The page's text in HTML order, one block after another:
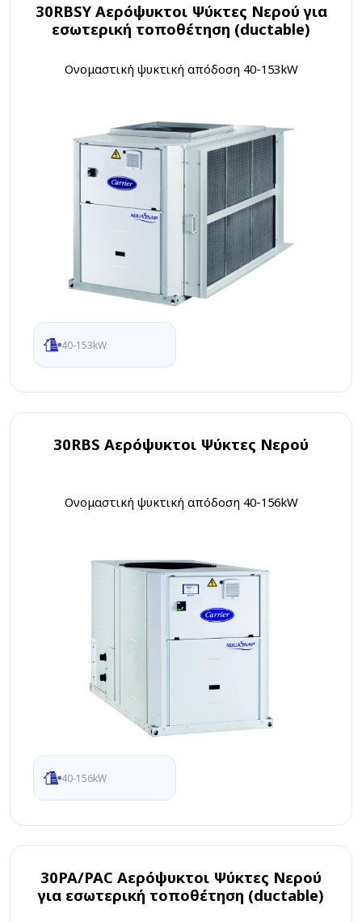
30RBSY Αερόψυκτοι Ψύκτες Νερού για
εσωτερική τοποθέτηση (ductable)
Ονομαστική ψυκτική απόδοση 40-153kW
40-153kW
30RBS Αερόψυκτοι Ψύκτες Νερού
Ονομαστική ψυκτική απόδοση 40-156kW
40-156kW
30PA/PAC Αερόψυκτοι Ψύκτες Νερού
για εσωτερική τοποθέτηση (ductable)